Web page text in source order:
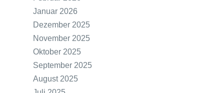
Januar 2026
Dezember 2025
November 2025
Oktober 2025
September 2025
August 2025